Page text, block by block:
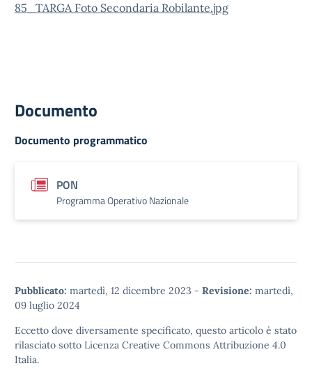
85_TARGA Foto Secondaria Robilante.jpg
Documento
Documento programmatico
PON
Programma Operativo Nazionale
Pubblicato: martedì, 12 dicembre 2023 - Revisione: martedì,
09 luglio 2024
Eccetto dove diversamente specificato, questo articolo è stato
rilasciato sotto Licenza Creative Commons Attribuzione 4.0
Italia.